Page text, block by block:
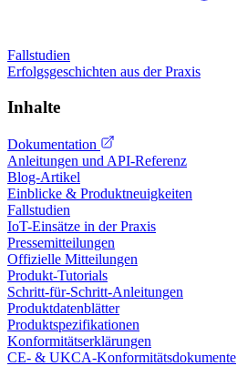
Fallstudien
Erfolgsgeschichten aus der Praxis
Inhalte
Dokumentation
Anleitungen und API-Referenz
Blog-Artikel
Einblicke & Produktneuigkeiten
Fallstudien
IoT-Einsätze in der Praxis
Pressemitteilungen
Offizielle Mitteilungen
Produkt-Tutorials
Schritt-für-Schritt-Anleitungen
Produktdatenblätter
Produktspezifikationen
Konformitätserklärungen
CE- & UKCA-Konformitätsdokumente